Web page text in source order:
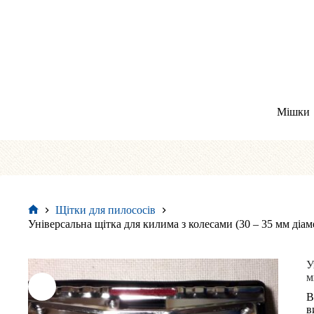
Мішки
Головна
Щітки для пилососів
Універсальна щітка для килима з колесами (30 – 35 мм